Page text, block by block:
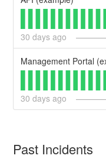
30 days ago
30 days ago
Past Incidents